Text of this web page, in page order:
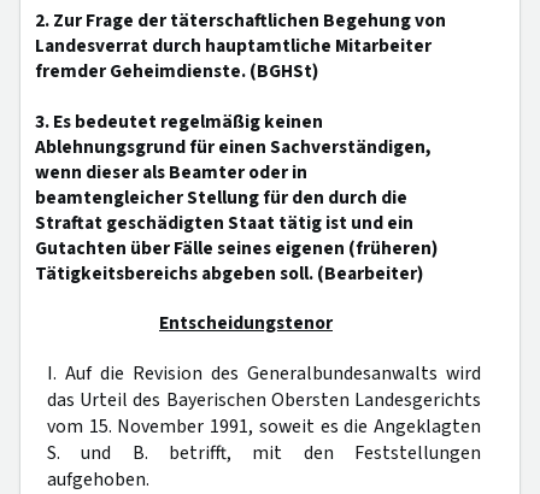
2. Zur Frage der täterschaftlichen Begehung von
Landesverrat durch hauptamtliche Mitarbeiter
fremder Geheimdienste. (BGHSt)
3. Es bedeutet regelmäßig keinen
Ablehnungsgrund für einen Sachverständigen,
wenn dieser als Beamter oder in
beamtengleicher Stellung für den durch die
Straftat geschädigten Staat tätig ist und ein
Gutachten über Fälle seines eigenen (früheren)
Tätigkeitsbereichs abgeben soll. (Bearbeiter)
Entscheidungstenor
I. Auf die Revision des Generalbundesanwalts wird
das Urteil des Bayerischen Obersten Landesgerichts
vom 15. November 1991, soweit es die Angeklagten
S. und B. betrifft, mit den Feststellungen
aufgehoben.